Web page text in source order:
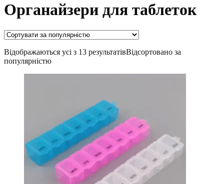
Органайзери для таблеток
Відображаються усі з 13 результатівВідсортовано за
популярністю